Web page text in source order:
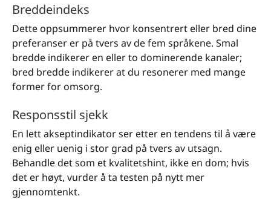
Breddeindeks
Dette oppsummerer hvor konsentrert eller bred dine
preferanser er på tvers av de fem språkene. Smal
bredde indikerer en eller to dominerende kanaler;
bred bredde indikerer at du resonerer med mange
former for omsorg.
Responsstil sjekk
En lett akseptindikator ser etter en tendens til å være
enig eller uenig i stor grad på tvers av utsagn.
Behandle det som et kvalitetshint, ikke en dom; hvis
det er høyt, vurder å ta testen på nytt mer
gjennomtenkt.